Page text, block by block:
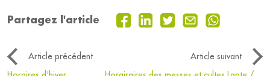
Partagez l'article
Article précédent
Article suivant